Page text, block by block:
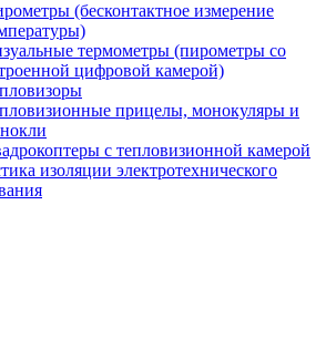
(бесконтактное измерение
термометры (пирометры со
цифровой камерой)
прицелы, монокуляры и
с тепловизионной камерой
изоляции электротехнического